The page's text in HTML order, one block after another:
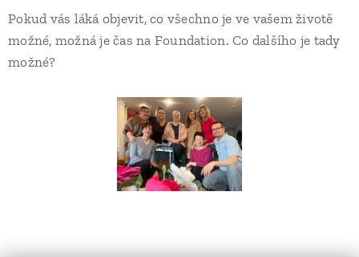
Pokud vás láká objevit, co všechno je ve vašem životě
možné, možná je čas na Foundation. Co dalšího je tady
možné?